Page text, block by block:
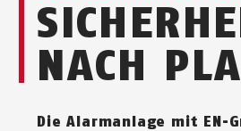
Ergebnisse
NACH
Die Alarmanlage mit EN-